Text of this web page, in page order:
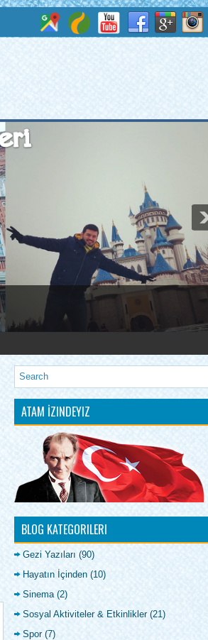
ATAM İZINDEYIZ
BLOG KATEGORILERI
Gezi Yazıları (90)
Hayatın İçinden (10)
Sinema (2)
Sosyal Aktiviteler & Etkinlikler (21)
Spor (7)